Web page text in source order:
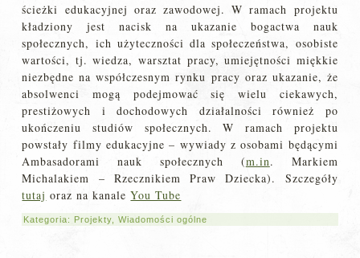
ścieżki edukacyjnej oraz zawodowej. W ramach projektu
kładziony jest nacisk na ukazanie bogactwa nauk
społecznych, ich użyteczności dla społeczeństwa, osobiste
wartości, tj. wiedza, warsztat pracy, umiejętności miękkie
niezbędne na współczesnym rynku pracy oraz ukazanie, że
absolwenci mogą podejmować się wielu ciekawych,
prestiżowych i dochodowych działalności również po
ukończeniu studiów społecznych. W ramach projektu
powstały filmy edukacyjne – wywiady z osobami będącymi
Ambasadorami nauk społecznych (m.in. Markiem
Michalakiem – Rzecznikiem Praw Dziecka). Szczegóły
tutaj oraz na kanaleYou Tube
Kategoria: Projekty ,Wiadomości ogólne